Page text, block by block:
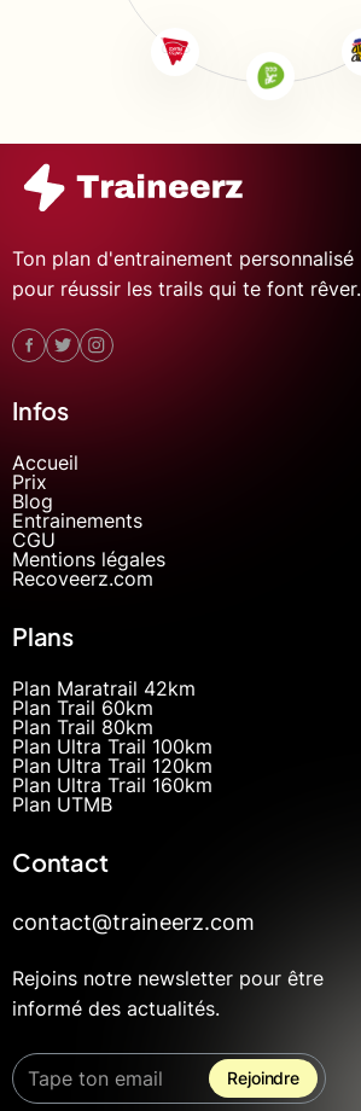
Ton plan d'entrainement personnalisé
pour réussir les trails qui te font rêver.
Infos
Accueil
Prix
Blog
Entrainements
CGU
Mentions légales
Recoveerz.com
Plans
Plan Maratrail 42km
Plan Trail 60km
Plan Trail 80km
Plan Ultra Trail 100km
Plan Ultra Trail 120km
Plan Ultra Trail 160km
Plan UTMB
Contact
contact@traineerz.com
Rejoins notre newsletter pour être
informé des actualités.